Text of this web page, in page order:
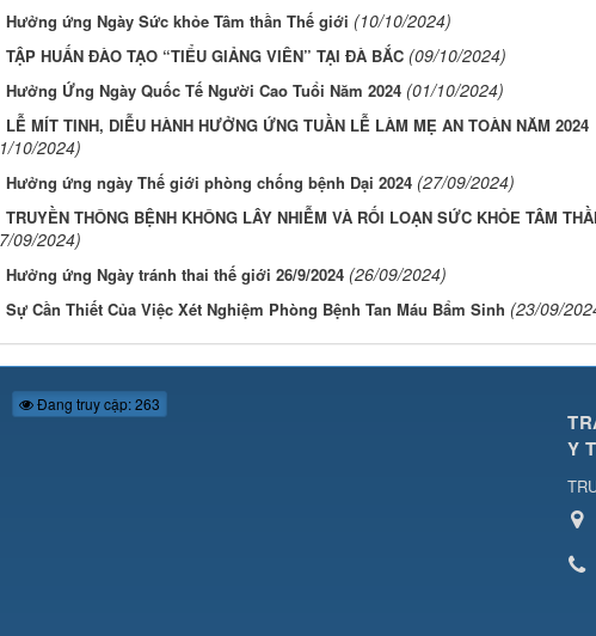
Hưởng ứng Ngày Sức khỏe Tâm thần Thế giới (10/10/2024)
TẬP HUẤN ĐÀO TẠO “TIỂU GIẢNG VIÊN” TẠI ĐÀ BẮC (09/10/2024)
Hưởng Ứng Ngày Quốc Tế Người Cao Tuổi Năm 2024 (01/10/2024)
LỄ MÍT TINH, DIỄU HÀNH HƯỞNG ỨNG TUẦN LỄ LÀM MẸ AN TOÀN NĂM 2024
10/2024)
Hưởng ứng ngày Thế giới phòng chống bệnh Dại 2024 (27/09/2024)
TRUYỀN THÔNG BỆNH KHÔNG LÂY NHIỄM VÀ RỐI LOẠN SỨC KHỎE TÂM
09/2024)
Hưởng ứng Ngày tránh thai thế giới 26/9/2024 (26/09/2024)
Sự Cần Thiết Của Việc Xét Nghiệm Phòng Bệnh Tan Máu Bẩm Sinh (23/09/
Đang truy cập: 263
Y